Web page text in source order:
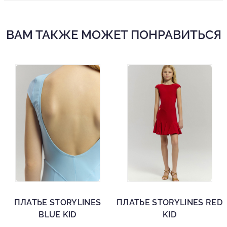
ВАМ ТАКЖЕ МОЖЕТ ПОНРАВИТЬСЯ
ПЛАТЬЕ STORYLINES
BLUE KID
ПЛАТЬЕ STORYLINES RED
KID